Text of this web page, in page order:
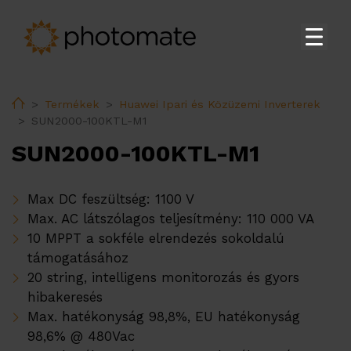
HomeTermékek
Huawei Ipari és Közüzemi Inverterek
SUN2000-100KTL-M1
SUN2000-100KTL-M1
Max DC feszültség: 1100 V
Max. AC látszólagos teljesítmény: 110 000 VA
10 MPPT a sokféle elrendezés sokoldalú
támogatásához
20 string, intelligens monitorozás és gyors
hibakeresés
Max. hatékonyság 98,8%, EU hatékonyság
98,6% @ 480Vac
Termékek
Huawei Energiatárolók
Huawei Transzformátor állomás
Huawei kiegészítők
Huawei EV töltők
Ekoenergetyka EV töltők
PV tartószerkezetek